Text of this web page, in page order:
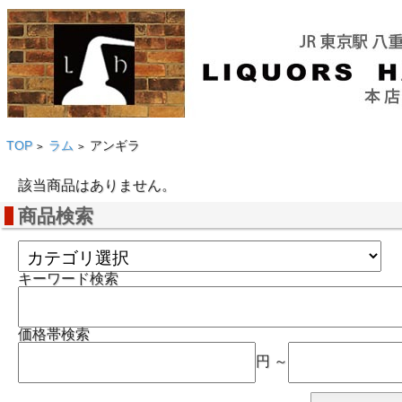
TOP > ラム > アンギラ
該当商品はありません。
商品検索
キーワード検索
価格帯検索
円 ～